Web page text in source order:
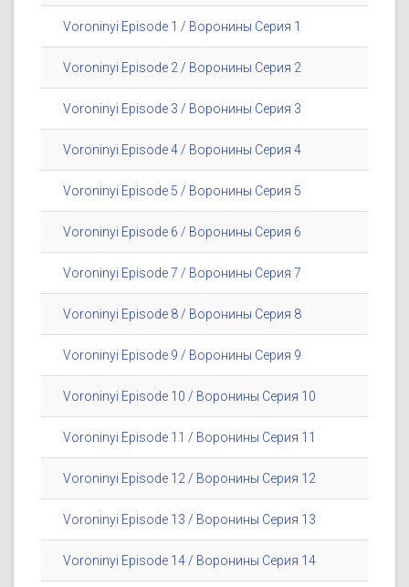
Voroninyi Episode 1 / Воронины Серия 1
Voroninyi Episode 2 / Воронины Серия 2
Voroninyi Episode 3 / Воронины Серия 3
Voroninyi Episode 4 / Воронины Серия 4
Voroninyi Episode 5 / Воронины Серия 5
Voroninyi Episode 6 / Воронины Серия 6
Voroninyi Episode 7 / Воронины Серия 7
Voroninyi Episode 8 / Воронины Серия 8
Voroninyi Episode 9 / Воронины Серия 9
Voroninyi Episode 10 / Воронины Серия 10
Voroninyi Episode 11 / Воронины Серия 11
Voroninyi Episode 12 / Воронины Серия 12
Voroninyi Episode 13 / Воронины Серия 13
Voroninyi Episode 14 / Воронины Серия 14